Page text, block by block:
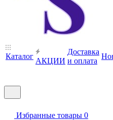
Каталог
АКЦИИ
Доставка
и оплата
Избранные товары 0